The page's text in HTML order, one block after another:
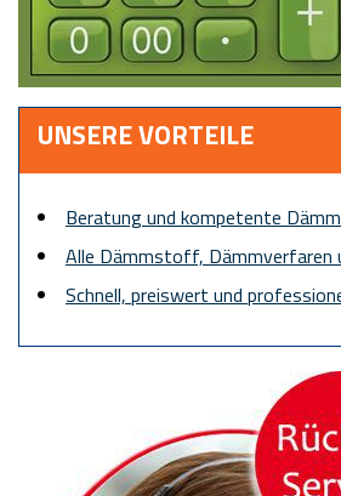
UNSERE VORTEILE
Beratung und kompetente
Alle Dämmstoff, Dämmverfaren
Schnell, preiswert und